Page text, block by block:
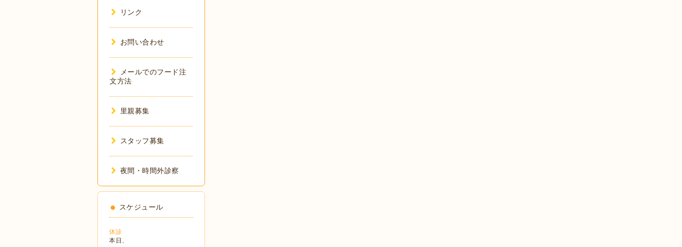
リンク
お問い合わせ
メールでのフード注
文方法
里親募集
スタッフ募集
夜間・時間外診察
スケジュール
休診
本日、